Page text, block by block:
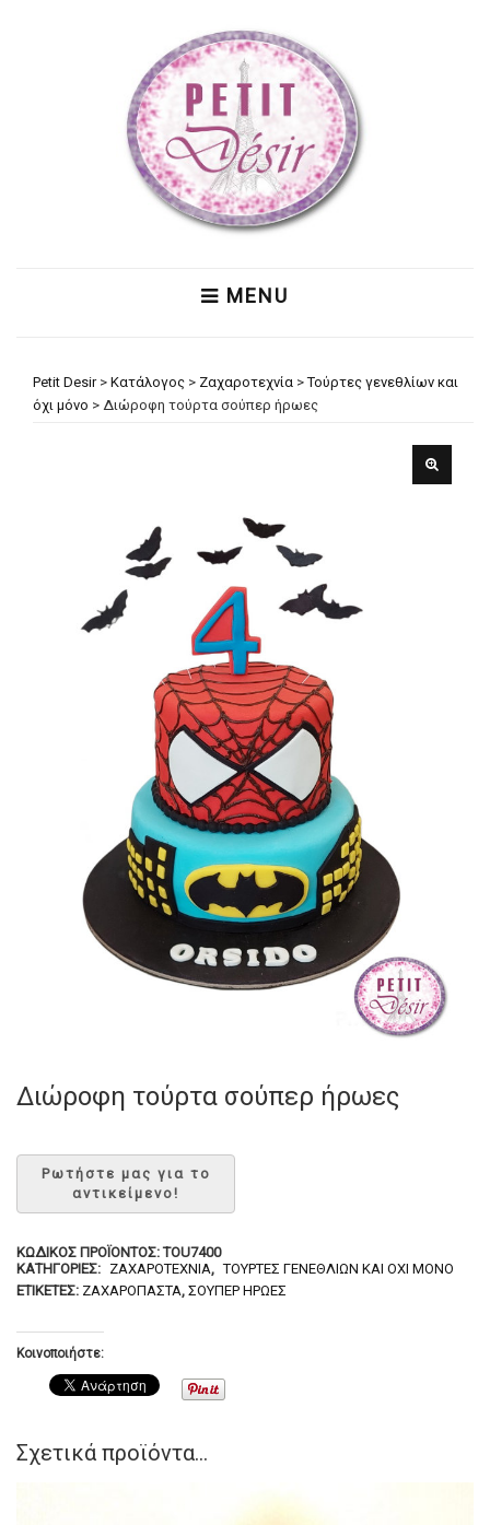
MENU
Petit Desir> Κατάλογος > Ζαχαροτεχνία >Τούρτες γενεθλίων και
όχι μόνο > Διώροφη τούρτα σούπερ ήρωες
Διώροφη τούρτα σούπερ ήρωες
ΚΩΔΙΚΌΣ ΠΡΟΪΌΝΤΟΣ:TOU7400
ΚΑΤΗΓΟΡΊΕΣ: ΖΑΧΑΡΟΤΕΧΝΊΑ, ΤΟΎΡΤΕΣ ΓΕΝΕΘΛΊΩΝ ΚΑΙ ΌΧΙ ΜΌΝΟ
ΕΤΙΚΈΤΕΣ: ΖΑΧΑΡΌΠΑΣΤΑ, ΣΟΎΠΕΡ ΉΡΩΕΣ
Κοινοποιήστε:
Σχετικά προϊόντα...